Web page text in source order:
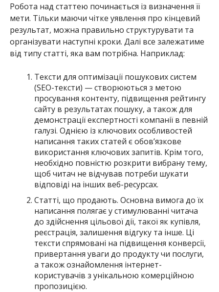
Робота над статтею починається із визначення її
мети. Тільки маючи чітке уявлення про кінцевий
результат, можна правильно структурувати та
організувати наступні кроки. Далі все залежатиме
від типу статті, яка вам потрібна. Наприклад:
Тексти для оптимізації пошукових систем
(SEO-тексти) — створюються з метою
просування контенту, підвищення рейтингу
сайту в результатах пошуку, а також для
демонстрації експертності компанії в певній
галузі. Однією із ключових особливостей
написання таких статей є обов’язкове
використання ключових запитів. Крім того,
необхідно повністю розкрити вибрану тему,
щоб читач не відчував потреби шукати
відповіді на інших веб-ресурсах.
Статті, що продають. Основна вимога до їх
написання полягає у стимулюванні читача
до здійснення цільової дії, такої як купівля,
реєстрація, залишення відгуку та інше. Ці
тексти спрямовані на підвищення конверсії,
привертання уваги до продукту чи послуги,
а також ознайомлення інтернет-
користувачів з унікальною комерційною
пропозицією.